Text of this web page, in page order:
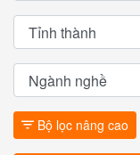
Bộ lọc nâng cao